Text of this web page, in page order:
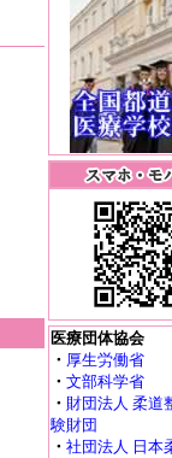
医療団体協会
・ 厚生労働省
・ 文部科学省
・ 財団法人 柔道
験財団
・ 社団法人 日本